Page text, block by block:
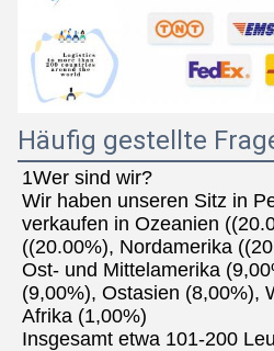
Häufig gestellte
1Wer sind wir?
Wir haben unseren Sitz in
verkaufen in Ozeanien
((20.00%), Nordamerika
Ost- und Mittelamerika
(9,00%), Ostasien (8,00%),
Afrika (1,00%)
Insgesamt etwa 101-200